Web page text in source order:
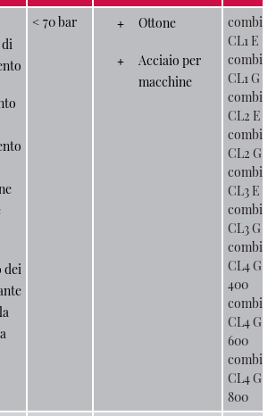
dei
< 70 bar Ottone
Acciaio per
macchine
CL1 E
CL1 G
CL2 E
CL2 G
CL3 E
CL3 G
CL4 G-
400
CL4 G-
600
CL4 G-
800